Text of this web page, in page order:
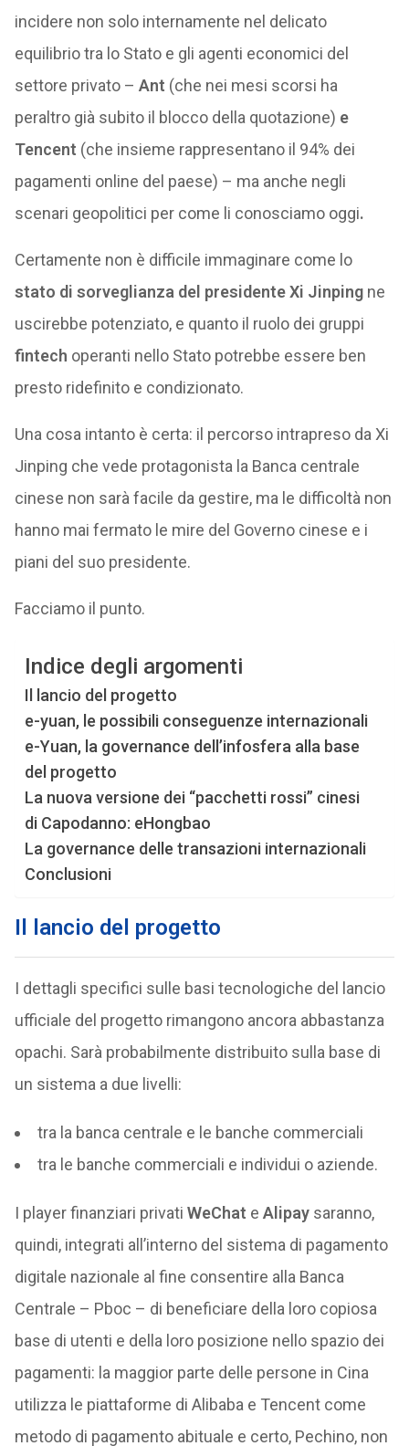
incidere non solo internamente nel delicato
equilibrio tra lo Stato e gli agenti economici del
settore privato – Ant (che nei mesi scorsi ha
peraltro già subito il blocco della quotazione) e
Tencent (che insieme rappresentano il 94% dei
pagamenti online del paese) – ma anche negli
scenari geopolitici per come li conosciamo oggi.
Certamente non è difficile immaginare come lo
stato di sorveglianza del presidente Xi Jinpingne
uscirebbe potenziato, e quanto il ruolo dei gruppi
fintech operanti nello Stato potrebbe essere ben
presto ridefinito e condizionato.
Una cosa intanto è certa: il percorso intrapreso da Xi
Jinping che vede protagonista la Banca centrale
cinese non sarà facile da gestire, ma le difficoltà non
hanno mai fermato le mire del Governo cinese e i
piani del suo presidente.
Facciamo il punto.
Indice degli argomenti
Il lancio del progetto
e-yuan, le possibili conseguenze internazionali
e-Yuan, la governance dell’infosfera alla base
del progetto
La nuova versione dei “pacchetti rossi” cinesi
di Capodanno: eHongbao
La governance delle transazioni internazionali
Conclusioni
Il lancio del progetto
I dettagli specifici sulle basi tecnologiche del lancio
ufficiale del progetto rimangono ancora abbastanza
opachi. Sarà probabilmente distribuito sulla base di
un sistema a due livelli:
tra la banca centrale e le banche commerciali
tra le banche commerciali e individui o aziende.
I player finanziari privati WeChat e Alipaysaranno,
quindi, integrati all’interno del sistema di pagamento
digitale nazionale al fine consentire alla Banca
Centrale – Pboc – di beneficiare della loro copiosa
base di utenti e della loro posizione nello spazio dei
pagamenti: la maggior parte delle persone in Cina
utilizza le piattaforme di Alibaba e Tencent come
metodo di pagamento abituale e certo, Pechino, non